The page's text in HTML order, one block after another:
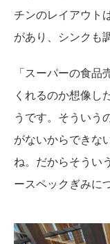
チンのレイアウト
があり、シンクも
「スーパーの食品
くれるのか想像し
うです。そういう
がないからできな
ね。だからそうい
ースペックぎみに